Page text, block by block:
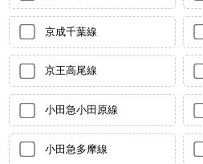
京成千葉線
京王高尾線
小田急小田原線
小田急多摩線